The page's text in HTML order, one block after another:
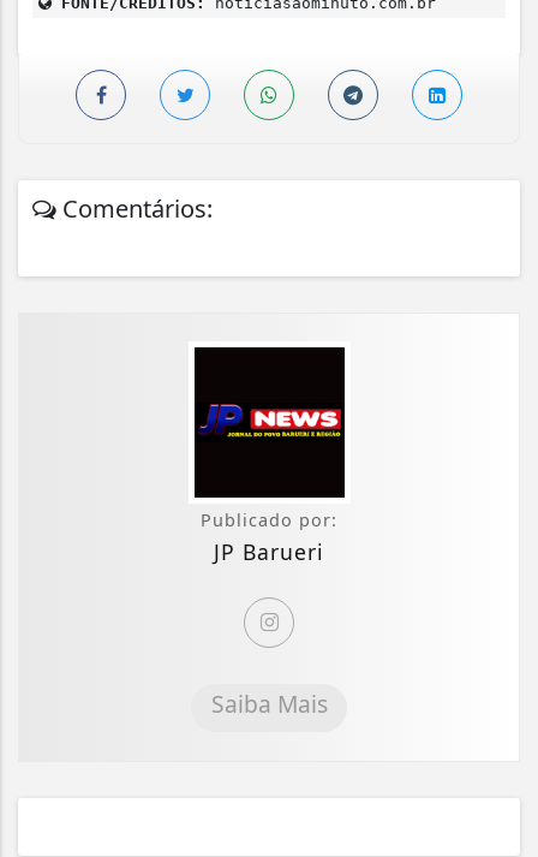
Comentários:
Publicado por:
JP Barueri
Saiba Mais